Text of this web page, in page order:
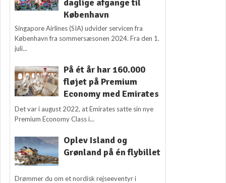
daglige afgange til
København
Singapore Airlines (SIA) udvider servicen fra
København fra sommersæsonen 2024. Fra den 1.
juli...
På ét år har 160.000
fløjet på Premium
Economy med Emirates
Det var i august 2022, at Emirates satte sin nye
Premium Economy Class i...
Oplev Island og
Grønland på én flybillet
Drømmer du om et nordisk rejseeventyr i